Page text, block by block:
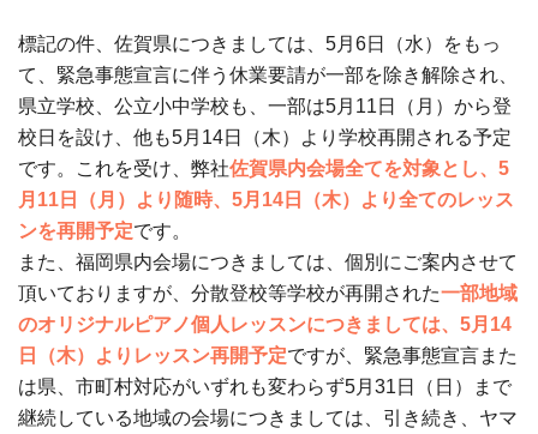
標記の件、佐賀県につきましては、5月6日（水）をもっ
て、緊急事態宣言に伴う休業要請が一部を除き解除され、
県立学校、公立小中学校も、一部は5月11日（月）から登
校日を設け、他も5月14日（木）より学校再開される予定
です。これを受け、弊社佐賀県内会場全てを対象とし、5
月11日（月）より随時、5月14日（木）より全てのレッス
ンを再開予定です。
また、福岡県内会場につきましては、個別にご案内させて
頂いておりますが、分散登校等学校が再開された一部地域
のオリジナルピアノ個人レッスンにつきましては、5月14
日（木）よりレッスン再開予定ですが、緊急事態宣言また
は県、市町村対応がいずれも変わらず5月31日（日）まで
継続している地域の会場につきましては、引き続き、ヤマ